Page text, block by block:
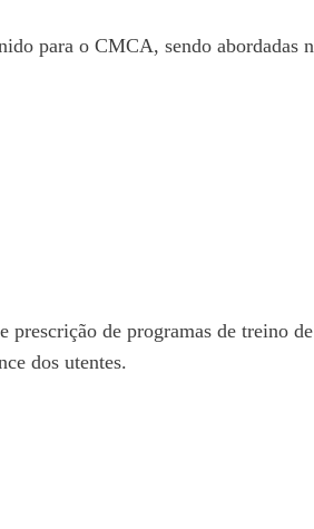
para o CMCA, sendo abordadas
de programas de treino
dos utentes.